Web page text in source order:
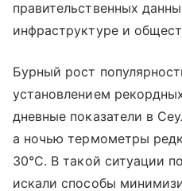
правительственных
инфраструктуре и
Бурный рост
установлением
дневные показатели в
а ночью термометры
30°C. В такой ситуации
искали способы